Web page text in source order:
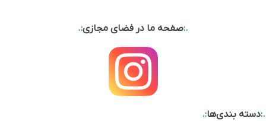
.:صفحه ما در فضای مجازی:.
.:دسته بندی‌ها:.